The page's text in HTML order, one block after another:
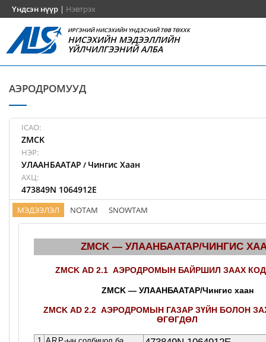
Үндсэн нүүр | Нэвтрэх
ИРГЭНИЙ НИСЭХИЙН ҮНДЭСНИЙ ТӨВ ТӨХХК
НИСЭХИЙН МЭДЭЭЛЛИЙН
ҮЙЛЧИЛГЭЭНИЙ АЛБА
АЭРОДРОМУУД
ICAO:
ZMCK
НЭР:
УЛААНБААТАР / Чингис Хаан
АХЦ:
473849N 1064912E
МЭДЭЭЛЭЛ NOTAM SNOWTAM